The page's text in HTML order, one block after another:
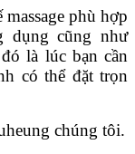
phù hợp
dụng cũng như
là lúc bạn cần
có thể đặt trọn
chúng tôi.